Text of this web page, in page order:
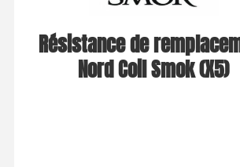
Résistance de
Nord Coil Smok (X5)